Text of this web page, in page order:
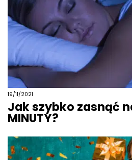
19/11/2021
Jak szybko zasnąć
MINUTY?